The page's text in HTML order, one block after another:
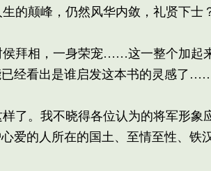
的颠峰，仍然风华内敛，礼贤下士
拜相，一身荣宠……这一整个加起
已经看出是谁启发这本书的灵感了
了。我不晓得各位认为的将军形象
爱的人所在的国土、至情至性、铁